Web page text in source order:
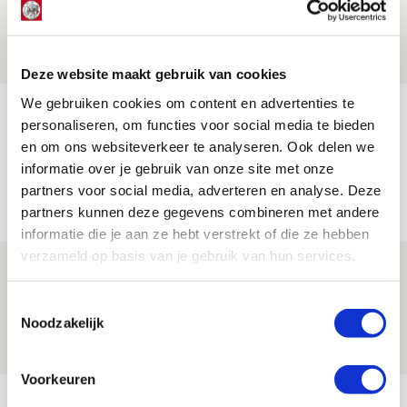
Deze website maakt gebruik van cookies
We gebruiken cookies om content en advertenties te
personaliseren, om functies voor social media te bieden
en om ons websiteverkeer te analyseren. Ook delen we
informatie over je gebruik van onze site met onze
partners voor social media, adverteren en analyse. Deze
partners kunnen deze gegevens combineren met andere
informatie die je aan ze hebt verstrekt of die ze hebben
verzameld op basis van je gebruik van hun services.
Noodzakelijk
Voorkeuren
mijn hoofd spoken’
07 AUGUSTUS 2026 - 20:02
Míchel geeft blessure-update en
spreekt over Godts, Baas en
aanwinsten
07 AUGUSTUS 2026 - 14:13
NIEUWS
07 AUGUSTUS 2026 - 09:00